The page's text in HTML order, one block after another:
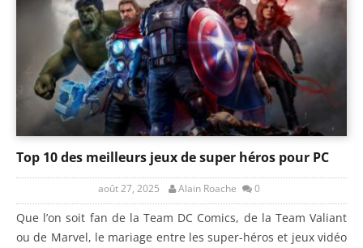
Top 10 des meilleurs jeux de super héros pour PC
août 27, 2025 Alain Roache 0
Que l’on soit fan de la Team DC Comics, de la Team Valiant
ou de Marvel, le mariage entre les super-héros et jeux vidéo